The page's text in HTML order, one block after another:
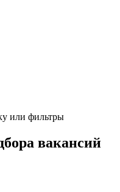
или фильтры
вакансий